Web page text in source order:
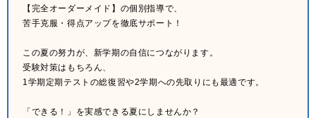
【完全オーダーメイド】の個別指導で、
苦手克服・得点アップを徹底サポート！
この夏の努力が、新学期の自信につながります。
受験対策はもちろん、
1学期定期テストの総復習や2学期への先取りにも最適です。
「できる！」を実感できる夏にしませんか？